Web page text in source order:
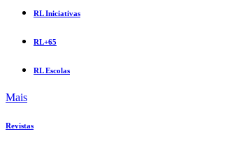
RL Iniciativas
RL+65
RL Escolas
Mais
Revistas